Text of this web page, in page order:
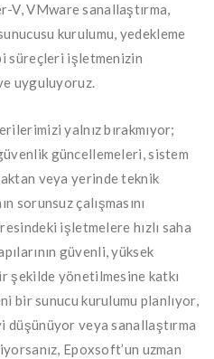
V, VMware sanallaştırma,
kurulumu, yedekleme
süreçleri işletmenizin
uyguluyoruz.
yalnız bırakmıyor;
güncellemeleri, sistem
veya yerinde teknik
sorunsuz çalışmasını
işletmelere hızlı saha
güvenli, yüksek
şekilde yönetilmesine katkı
bir sunucu kurulumu planlıyor,
düşünüyor veya sanallaştırma
Epoxsoft’un uzman